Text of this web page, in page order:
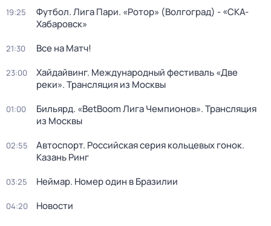
19:25
Футбол. Лига Пари. «Ротор» (Волгоград) - «СКА-
Хабаровск»
21:30 Все на Матч!
23:00
Хайдайвинг. Международный фестиваль «Две
реки». Трансляция из Москвы
01:00
Бильярд. «BetBoom Лига Чемпионов». Трансляция
из Москвы
02:55
Автоспорт. Российская серия кольцевых гонок.
Казань Ринг
03:25 Неймар. Номер один в Бразилии
04:20 Новости